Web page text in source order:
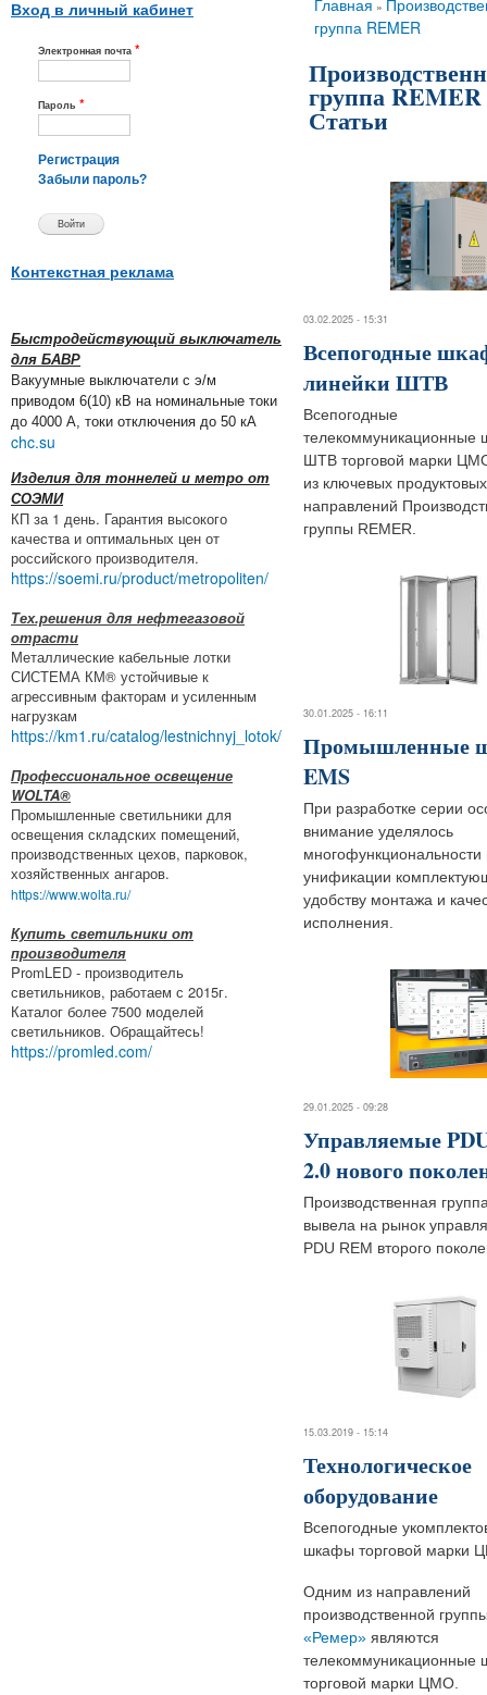
Вход в личный кабинет
Электронная почта *
Пароль *
Регистрация
Забыли пароль?
Контекстная реклама
Быстродействующий выключатель
для БАВР
Вакуумные выключатели с э/м
приводом 6(10) кВ на номинальные токи
до 4000 А, токи отключения до 50 кА
chc.su
Изделия для тоннелей и метро от
СОЭМИ
КП за 1 день. Гарантия высокого
качества и оптимальных цен от
российского производителя.
https://soemi.ru/product/metropoliten/
Тех.решения для нефтегазовой
отрасти
Металлические кабельные лотки
СИСТЕМА КМ® устойчивые к
агрессивным факторам и усиленным
нагрузкам
https://km1.ru/catalog/lestnichnyj_lotok/
Профессиональное освещение
WOLTA®
Промышленные светильники для
освещения складских помещений,
производственных цехов, парковок,
хозяйственных ангаров.
https://www.wolta.ru/
Купить светильники от
производителя
PromLED - производитель
светильников, работаем с 2015г.
Каталог более 7500 моделей
светильников. Обращайтесь!
https://promled.com/
Вы здесь
Главная »
группа REMER
группа
Статьи
03.02.2025 - 15:31
Всепогодные
линейки ШТВ
Всепогодные
телекоммуникационные
ШТВ торговой марки
из ключевых продуктовых
направлений
группы REMER.
30.01.2025 - 16:11
Промышленные
EMS
При разработке серии
внимание уделялось
унификации
удобству монтажа и
исполнения.
29.01.2025 - 09:28
Управляемые
2.0 нового
Производственная
вывела на рынок
PDU REM второго
15.03.2019 - 15:14
Технологическое
оборудование
Всепогодные
шкафы торговой марки
Одним из направлений
производственной
«Ремер» являются
телекоммуникационные
торговой марки ЦМО.